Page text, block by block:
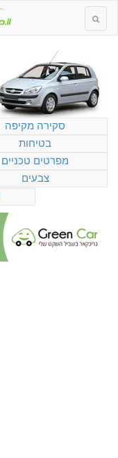
סקירה מקיפה
בטיחות
מפרטים טכניים
צבעים